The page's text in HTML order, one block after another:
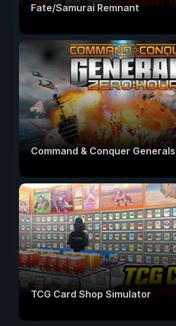
Fate/Samurai Remnant
Command & Conquer
TCG Card Shop Simulator